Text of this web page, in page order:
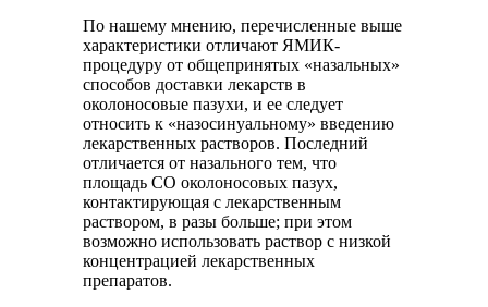
По нашему мнению, перечисленные выше
характеристики отличают ЯМИК-
процедуру от общепринятых «назальных»
способов доставки лекарств в
околоносовые пазухи, и ее следует
относить к «назосинуальному» введению
лекарственных растворов. Последний
отличается от назального тем, что
площадь СО околоносовых пазух,
контактирующая с лекарственным
раствором, в разы больше; при этом
возможно использовать раствор с низкой
концентрацией лекарственных
препаратов.